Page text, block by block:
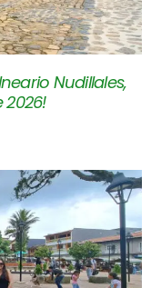
Nudillales,